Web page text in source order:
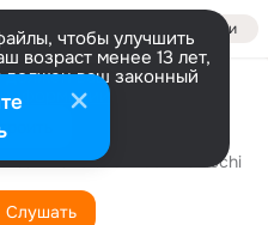
Войти
чтобы улучшить
возраст менее 13 лет,
ваш законный
of Solipsism
Hirano and Hideki Taniuchi
Слушать